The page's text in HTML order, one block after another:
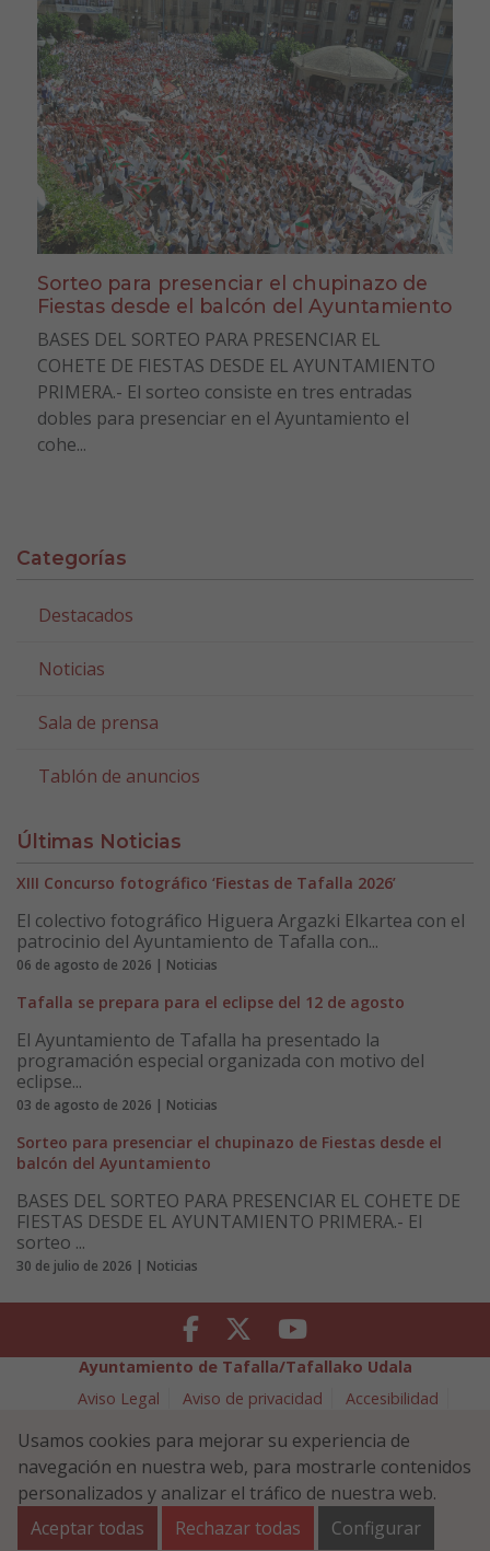
Sorteo para presenciar el chupinazo de
Fiestas desde el balcón del Ayuntamiento
BASES DEL SORTEO PARA PRESENCIAR EL
COHETE DE FIESTAS DESDE EL AYUNTAMIENTO
PRIMERA.- El sorteo consiste en tres entradas
dobles para presenciar en el Ayuntamiento el
cohe...
Categorías
Destacados
Noticias
Sala de prensa
Tablón de anuncios
Últimas Noticias
XIII Concurso fotográfico ‘Fiestas de Tafalla 2026’
El colectivo fotográfico Higuera Argazki Elkartea con el
patrocinio del Ayuntamiento de Tafalla con...
06 de agosto de 2026 | Noticias
Tafalla se prepara para el eclipse del 12 de agosto
El Ayuntamiento de Tafalla ha presentado la
programación especial organizada con motivo del
eclipse...
03 de agosto de 2026 | Noticias
Sorteo para presenciar el chupinazo de Fiestas desde el
balcón del Ayuntamiento
BASES DEL SORTEO PARA PRESENCIAR EL COHETE DE
FIESTAS DESDE EL AYUNTAMIENTO PRIMERA.- El
sorteo ...
30 de julio de 2026 | Noticias
Facebook Twitter Youtube
Ayuntamiento de Tafalla/Tafallako Udala
Aviso Legal
Aviso de privacidad
Accesibilidad
Política de Seguridad de la Información
Plaza Navarra 5 - 31300 Tafalla (NAVARRA)
948 70 18 11
ayuntamiento@tafalla.es
Usamos cookies para mejorar su experiencia de
navegación en nuestra web, para mostrarle contenidos
personalizados y analizar el tráfico de nuestra web.
Aceptar todas
Rechazar todas Configurar